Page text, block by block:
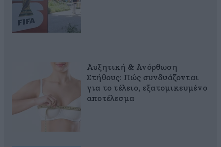
Αυξητική & Ανόρθωση
Στήθους: Πώς συνδυάζονται
για το τέλειο, εξατομικευμένο
αποτέλεσμα